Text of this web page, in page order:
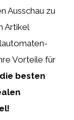
Ausschau zu
Artikel
Vorteile für
besten